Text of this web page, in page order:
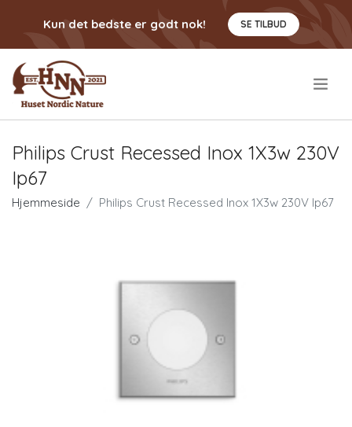
Kun det bedste er godt nok! SE TILBUD
Philips Crust Recessed Inox 1X3w 230V
Ip67
Hjemmeside Philips Crust Recessed Inox 1X3w 230V Ip67